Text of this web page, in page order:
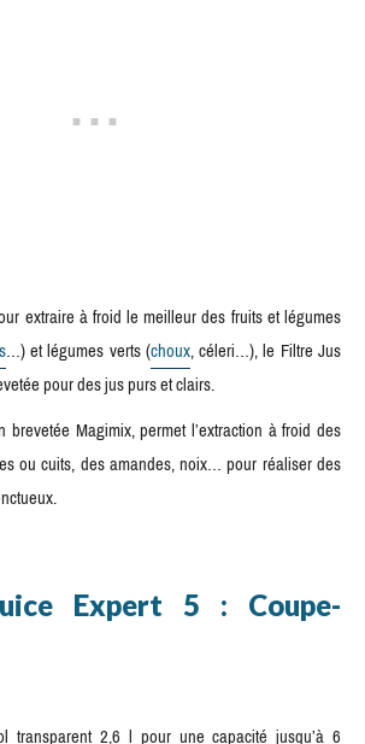
extraire à froid le meilleur des fruits et légumes
…) et légumes verts (choux, céleri…), le Filtre Jus
pour des jus purs et clairs.
brevetée Magimix, permet l’extraction à froid des
ou cuits, des amandes, noix… pour réaliser des
Expert 5 : Coupe-
transparent 2,6 l pour une capacité jusqu’à 6